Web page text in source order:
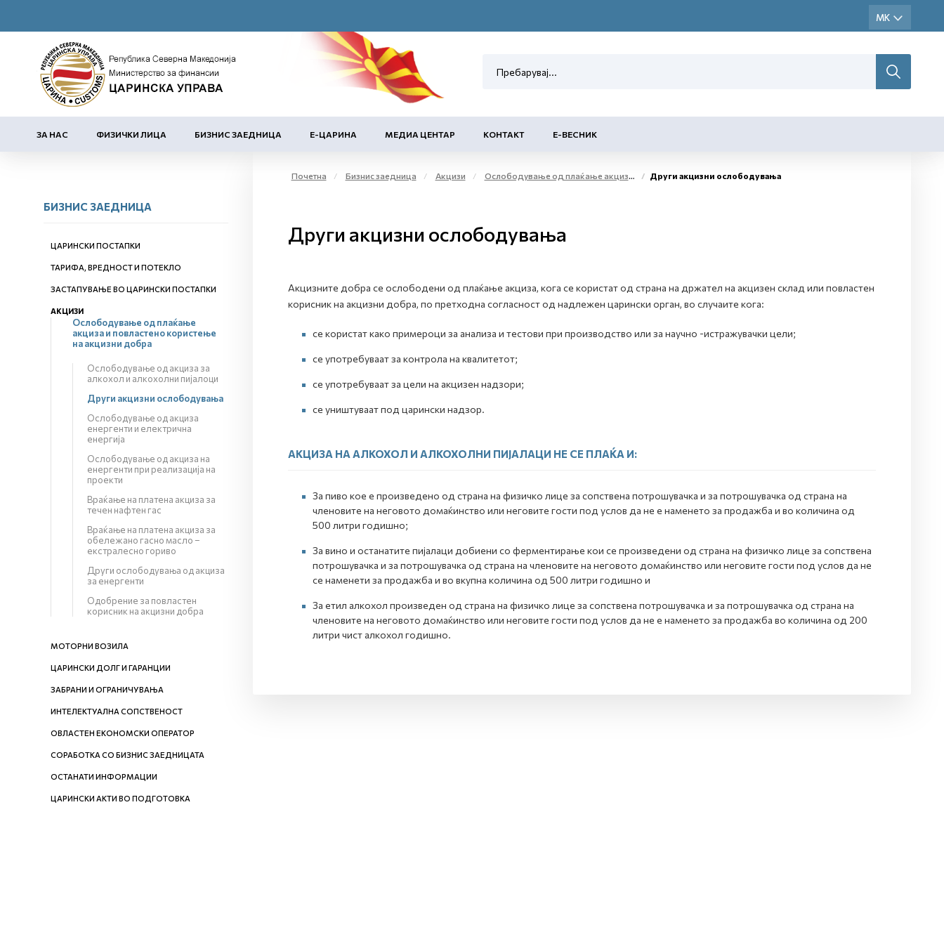
ЗА НАС ФИЗИЧКИ ЛИЦА БИЗНИС ЗАЕДНИЦА Е-ЦАРИНА МЕДИА ЦЕНТАР КОНТАКТ Е-ВЕСНИК
БИЗНИС ЗАЕДНИЦА
ЦАРИНСКИ ПОСТАПКИ
ТАРИФА, ВРЕДНОСТ И ПОТЕКЛО
ЗАСТАПУВАЊЕ ВО ЦАРИНСКИ ПОСТАПКИ
АКЦИЗИ
Ослободување од плаќање
акциза и повластено користење
на акцизни добра
Ослободување од акциза за
алкохол и алкохолни пијалоци
Други акцизни ослободувања
Ослободување од акциза
енергенти и електрична
енергија
Ослободување од акциза на
енергенти при реализација на
проекти
Враќање на платена акциза за
течен нафтен гас
Враќање на платена акциза за
обележано гасно масло –
екстралесно гориво
Други ослободувања од акциза
за енергенти
Одобрение за повластен
корисник на акцизни добра
МОТОРНИ ВОЗИЛА
ЦАРИНСКИ ДОЛГ И ГАРАНЦИИ
ЗАБРАНИ И ОГРАНИЧУВАЊА
ИНТЕЛЕКТУАЛНА СОПСТВЕНОСТ
ОВЛАСТЕН ЕКОНОМСКИ ОПЕРАТОР
СОРАБОТКА СО БИЗНИС ЗАЕДНИЦАТА
ОСТАНАТИ ИНФОРМАЦИИ
ЦАРИНСКИ АКТИ ВО ПОДГОТОВКА
Почетна Бизнис заедница Акцизи Ослободување од плаќање акциза и повластено користење на акцизни добра Други акцизни ослободувања
Други акцизни ослободувања
Акцизните добра се ослободени од плаќање акциза, кога се користат од страна на држател на акцизен склад или повластен
корисник на акцизни добра, по претходна согласност од надлежен царински орган, во случаите кога:
се користат како примероци за анализа и тестови при производство или за научно -истражувачки цели;
се употребуваат за контрола на квалитетот;
се употребуваат за цели на акцизен надзори;
се уништуваат под царински надзор.
АКЦИЗА НА АЛКОХОЛ И АЛКОХОЛНИ ПИЈАЛАЦИ НЕ СЕ ПЛАЌА И:
За пиво кое е произведено од страна на физичко лице за сопствена потрошувачка и за потрошувачка од страна на
членовите на неговото домаќинство или неговите гости под услов да не е наменето за продажба и во количина од
500 литри годишно;
За вино и останатите пијалаци добиени со ферментирање кои се произведени од страна на физичко лице за сопствена
потрошувачка и за потрошувачка од страна на членовите на неговото домаќинство или неговите гости под услов да не
се наменети за продажба и во вкупна количина од 500 литри годишно и
За етил алкохол произведен од страна на физичко лице за сопствена потрошувачка и за потрошувачка од страна на
членовите на неговото домаќинство или неговите гости под услов да не е наменето за продажба во количина од 200
литри чист алкохол годишно.